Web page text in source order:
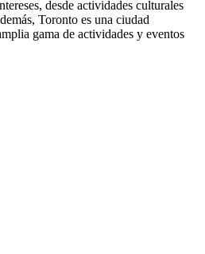
desde actividades culturales
Toronto es una ciudad
gama de actividades y eventos